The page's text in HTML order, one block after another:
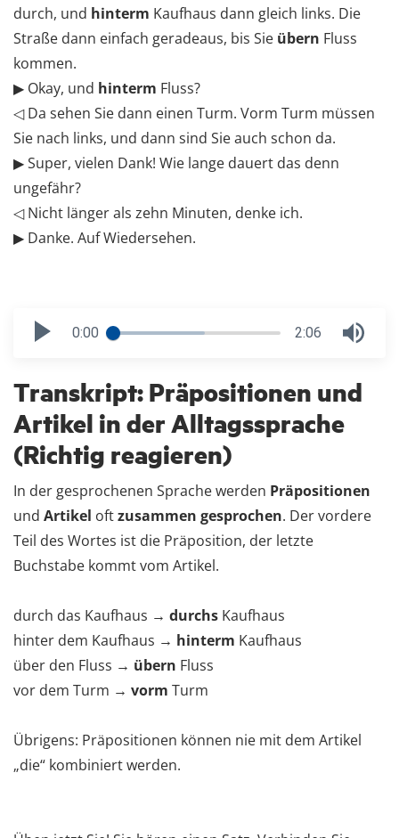
durch, und hinterm Kaufhaus dann gleich links. Die
Straße dann einfach geradeaus, bis Sie übern Fluss
kommen.
▶ Okay, und hinterm Fluss?
◁ Da sehen Sie dann einen Turm. Vorm Turm müssen
Sie nach links, und dann sind Sie auch schon da.
▶ Super, vielen Dank! Wie lange dauert das denn
ungefähr?
◁ Nicht länger als zehn Minuten, denke ich.
▶ Danke. Auf Wiedersehen.
0:00 2:06
Transkript: Präpositionen und
Artikel in der Alltagssprache
(Richtig reagieren)
In der gesprochenen Sprache werden Präpositionen
und Artikel oftzusammen gesprochen. Der vordere
Teil des Wortes ist die Präposition, der letzte
Buchstabe kommt vom Artikel.
durch das Kaufhaus → durchs Kaufhaus
hinter dem Kaufhaus → hinterm Kaufhaus
über den Fluss → übern Fluss
vor dem Turm → vorm Turm
Übrigens: Präpositionen können nie mit dem Artikel
„die“ kombiniert werden.